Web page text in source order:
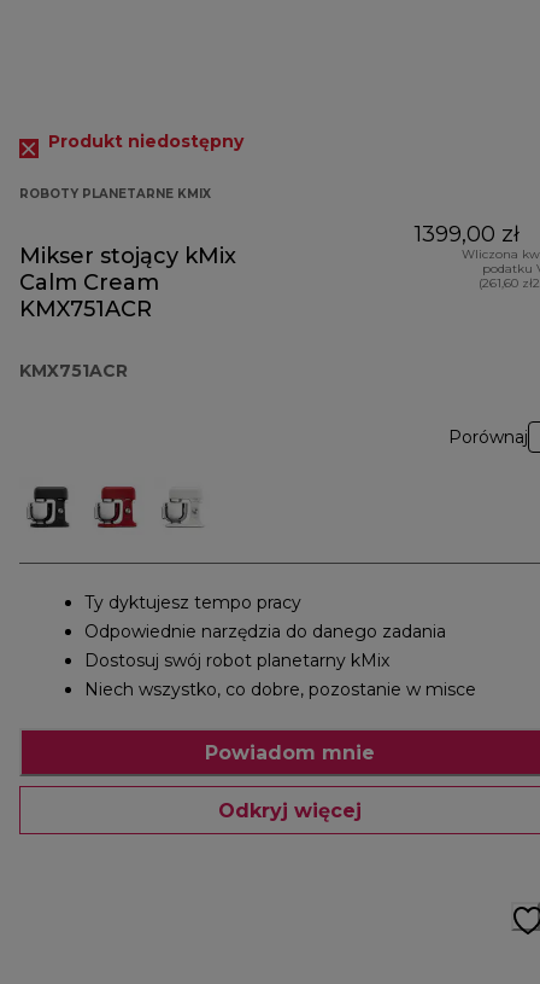
Produkt niedostępny
ROBOTY PLANETARNE KMIX
Mikser stojący kMix
Calm Cream
KMX751ACR
KMX751ACR
1399,00 zł
Wliczona
podatku
(261,60
Porównaj
Ty dyktujesz tempo pracy
Odpowiednie narzędzia do danego zadania
Dostosuj swój robot planetarny kMix
Niech wszystko, co dobre, pozostanie w misce
Powiadom mnie
Odkryj więcej